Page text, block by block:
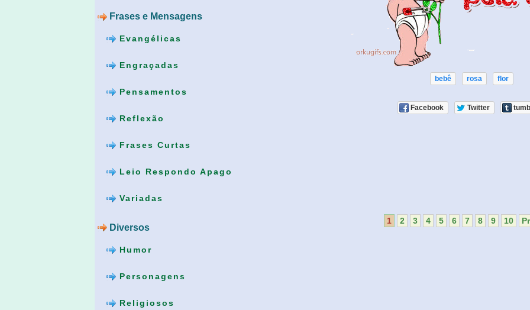
Frases e Mensagens
Evangélicas
Engraçadas
Pensamentos
Reflexão
Frases Curtas
Leio Respondo Apago
Variadas
Diversos
Humor
Personagens
Religiosos
bebê rosa flor
Facebook Twitter
1 2 3 4 5 6 7 8 9 10